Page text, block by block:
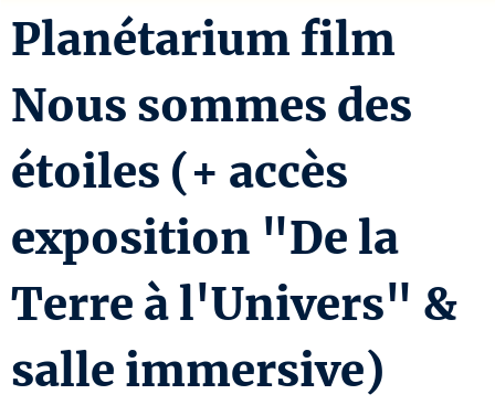
Planétarium film
Nous sommes des
étoiles (+ accès
exposition "De la
Terre à l'Univers" &
salle immersive)